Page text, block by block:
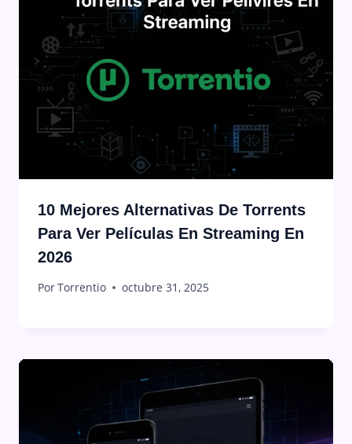
10 Mejores Alternativas De Torrents
Para Ver Películas En Streaming En
2026
PorTorrentio octubre 31, 2025